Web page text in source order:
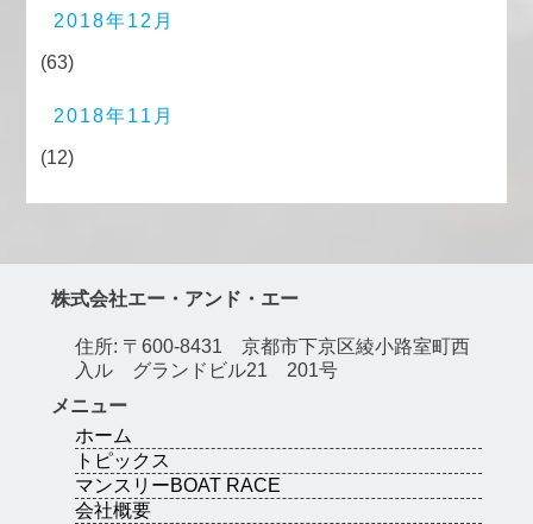
2018年12月
(63)
2018年11月
(12)
株式会社エー・アンド・エー
住所: 〒600-8431 京都市下京区綾小路室町西
入ル グランドビル21 201号
メニュー
ホーム
トピックス
マンスリーBOAT RACE
会社概要